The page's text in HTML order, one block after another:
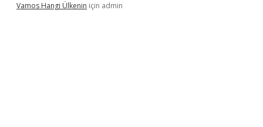
Vamos Hangi Ülkenin için admin